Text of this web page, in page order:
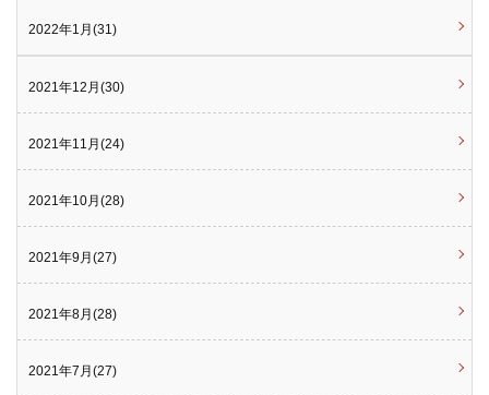
2022年1月(31)
2021年12月(30)
2021年11月(24)
2021年10月(28)
2021年9月(27)
2021年8月(28)
2021年7月(27)